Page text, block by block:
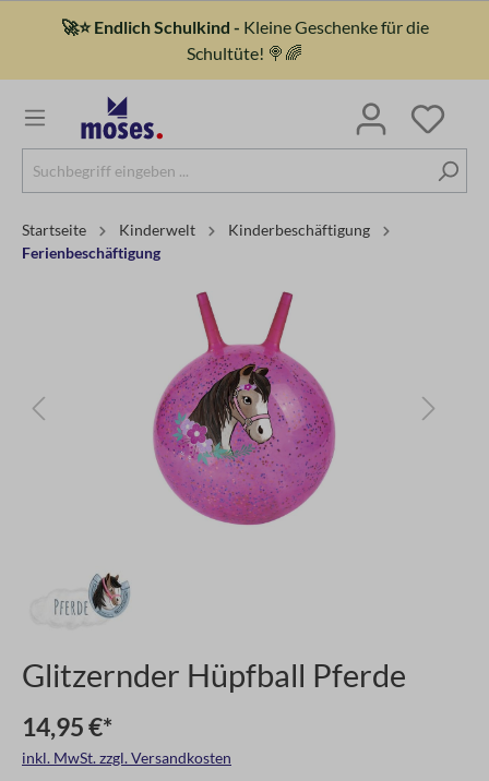
🚀⭐ Endlich Schulkind - Kleine Geschenke für die
Schultüte! 🍭🌈
Startseite Kinderwelt
Kinderbeschäftigung
Ferienbeschäftigung
Glitzernder Hüpfball Pferde
14,95 €*
inkl. MwSt. zzgl. Versandkosten